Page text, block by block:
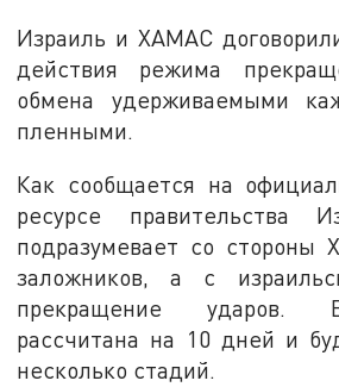
Израиль и ХАМАС
действия режима
обмена удерживаемыми
пленными.
Как сообщается на
ресурсе правительства
подразумевает со стороны
заложников, а с
прекращение ударов.
рассчитана на 10 дней и
несколько стадий.